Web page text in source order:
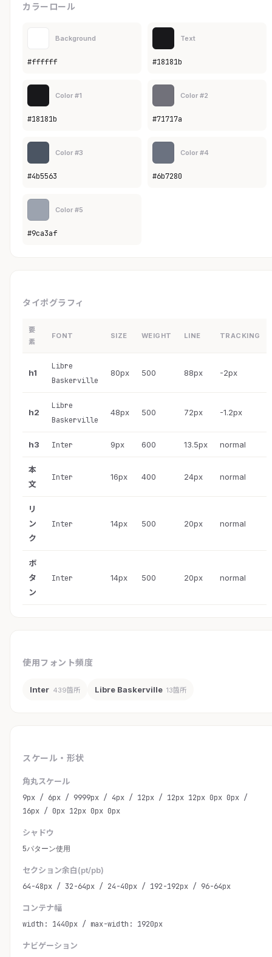
カラーロール
Background
#ffffff
Text
#18181b
Color #1
#18181b
Color #2
#71717a
Color #3
#4b5563
Color #4
#6b7280
Color #5
#9ca3af
タイポグラフィ
要
素
FONT SIZE WEIGHT LINE TRACKING
h1
Libre
Baskerville
80px 500 88px -2px
h2
Libre
Baskerville
48px 500 72px -1.2px
h3 Inter 9px 600 13.5px normal
本
文
Inter 16px 400 24px normal
リ
ン
ク
Inter 14px 500 20px normal
ボ
タ
ン
Inter 14px 500 20px normal
使用フォント頻度
Inter 439箇所 Libre Baskerville 13箇所
スケール・形状
角丸スケール
9px / 6px / 9999px / 4px / 12px / 12px 12px 0px 0px /
16px / 0px 12px 0px 0px
シャドウ
5パターン使用
セクション余白(pt/pb)
64-48px / 32-64px / 24-40px / 192-192px / 96-64px
コンテナ幅
width: 1440px / max-width: 1920px
ナビゲーション